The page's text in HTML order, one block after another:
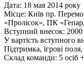
Дата: 18 мая 2014 року
Місце: Київ пр.
«Пролісок», ПК
Вступний внесок: 2000
У вартість вступного
Підтримка, ігрові
Склад команди: 5 осіб